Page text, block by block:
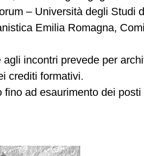
– Università degli Studi
Emilia Romagna,
agli incontri prevede per
crediti formativi.
fino ad esaurimento dei